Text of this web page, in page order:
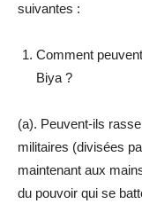
suivantes :
Comment
Biya ?
(a). Peuvent-ils
militaires (divisées
maintenant aux
du pouvoir qui se